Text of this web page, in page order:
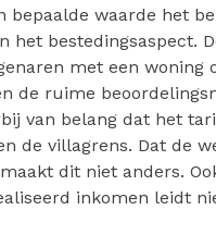
bepaalde waarde het
het bestedingsaspect.
met een woning
de ruime
van belang dat het
de villagrens. Dat de
dit niet anders.
inkomen leidt